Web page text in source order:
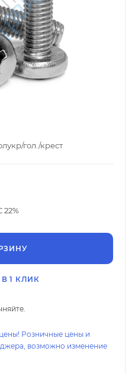
гол./крест
22%
1 КЛИК
Розничные цены и
возможно изменение